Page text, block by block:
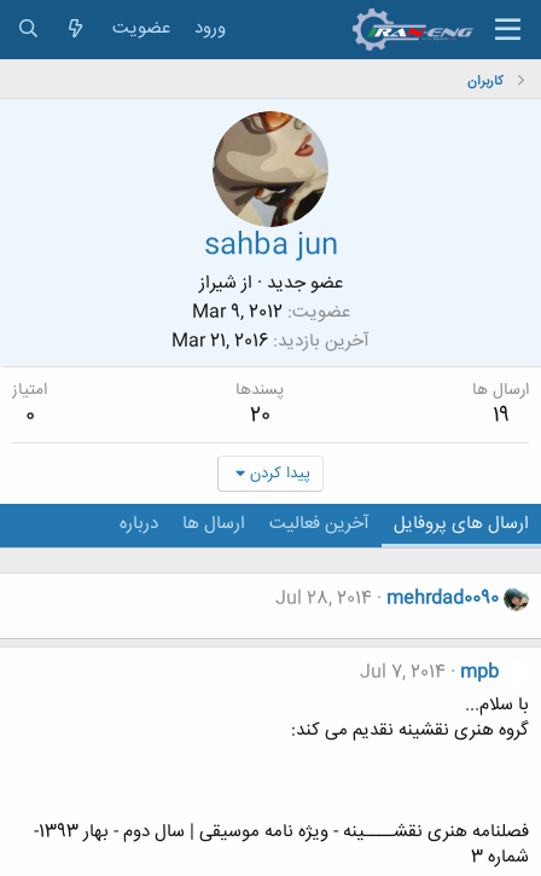
ورود عضویت
کاربران
sahba jun
عضو جدید · ازشیراز
عضویت Mar 9, 2012
آخرین بازدید Mar 21, 2016
ارسال ها
19
پسندها
20
امتیاز
0
پیدا کردن
ارسال های پروفایل آخرین فعالیت ارسال ها درباره
mehrdad0090
Jul 28, 2014
mpb
Jul 7, 2014
با سلام...
گروه هنری نقشینه نقدیم می کند:
فصلنامه هنری نقشــــینه - ویژه نامه موسیقی | سال دوم - بهار 1393-
شماره 3